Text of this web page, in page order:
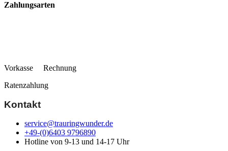
Zahlungsarten
Vorkasse Rechnung
Ratenzahlung
Kontakt
service@trauringwunder.de
+49-(0)6403 9796890
Hotline von 9-13 und 14-17 Uhr